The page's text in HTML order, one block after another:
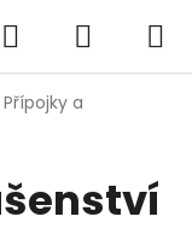
Hledat
KOŠÍK
Přípojky a